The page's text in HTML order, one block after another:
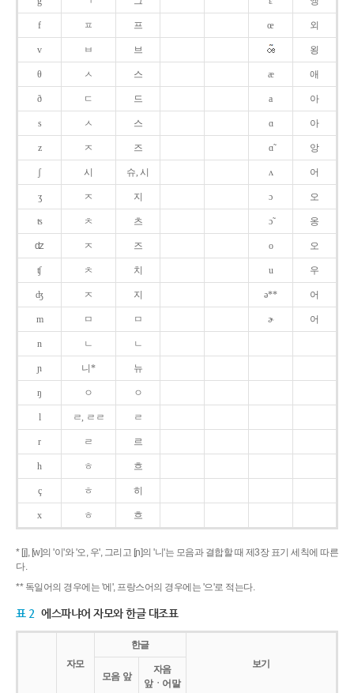
f ㅍ 프 œ 외
v ㅂ 브 욍
θ ㅅ 스 æ 애
ð ㄷ 드 a 아
s ㅅ 스 ɑ 아
z ㅈ 즈 ɑ̃ 앙
ʃ 시 슈, 시 ʌ 어
ʒ ㅈ 지 ɔ 오
ʦ ㅊ 츠 ɔ̃ 옹
ʣ ㅈ 즈 o 오
ʧ ㅊ 치 u 우
ʤ ㅈ 지 ə** 어
m ㅁ ㅁ ɚ 어
n ㄴ ㄴ
ɲ 니* 뉴
ŋ ㅇ ㅇ
l ㄹ, ㄹㄹ ㄹ
r ㄹ 르
h ㅎ 흐
ç ㅎ 히
x ㅎ 흐
* [j], [w]의 '이'와 '오, 우', 그리고 [ɲ]의 '니'는 모음과 결합할 때 제3장 표기 세칙에 따른
다.
** 독일어의 경우에는 '에', 프랑스어의 경우에는 '으'로 적는다.
표 2 에스파냐어 자모와 한글 대조표
자모
한글
보기
모음 앞
자음
앞ㆍ어말